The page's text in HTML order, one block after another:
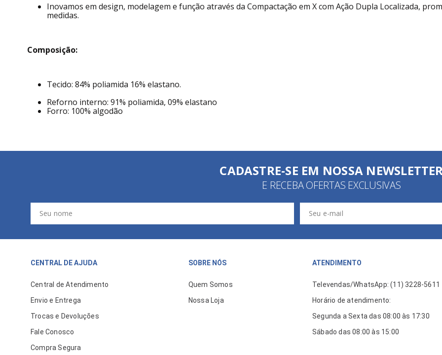
Inovamos em design, modelagem e função através da Compactação em X com Ação Dupla Localizada,
medidas.
Composição:
Tecido: 84% poliamida 16% elastano.
Reforno interno: 91% poliamida, 09% elastano
Forro: 100% algodão
CADASTRE-SE EM NOSSA
E RECEBA OFERTAS EXCLUSIVAS
CENTRAL DE AJUDA
Central de Atendimento
Envio e Entrega
Trocas e Devoluções
Fale Conosco
Compra Segura
SOBRE NÓS
Quem Somos
Nossa Loja
ATENDIMENTO
Televendas/WhatsApp: (11) 3228-5611
Horário de atendimento:
Segunda a Sexta das 08:00 às 17:30
Sábado das 08:00 às 15:00